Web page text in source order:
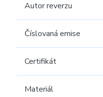
Autor reverzu
Číslovaná emise
Certifikát
Materiál